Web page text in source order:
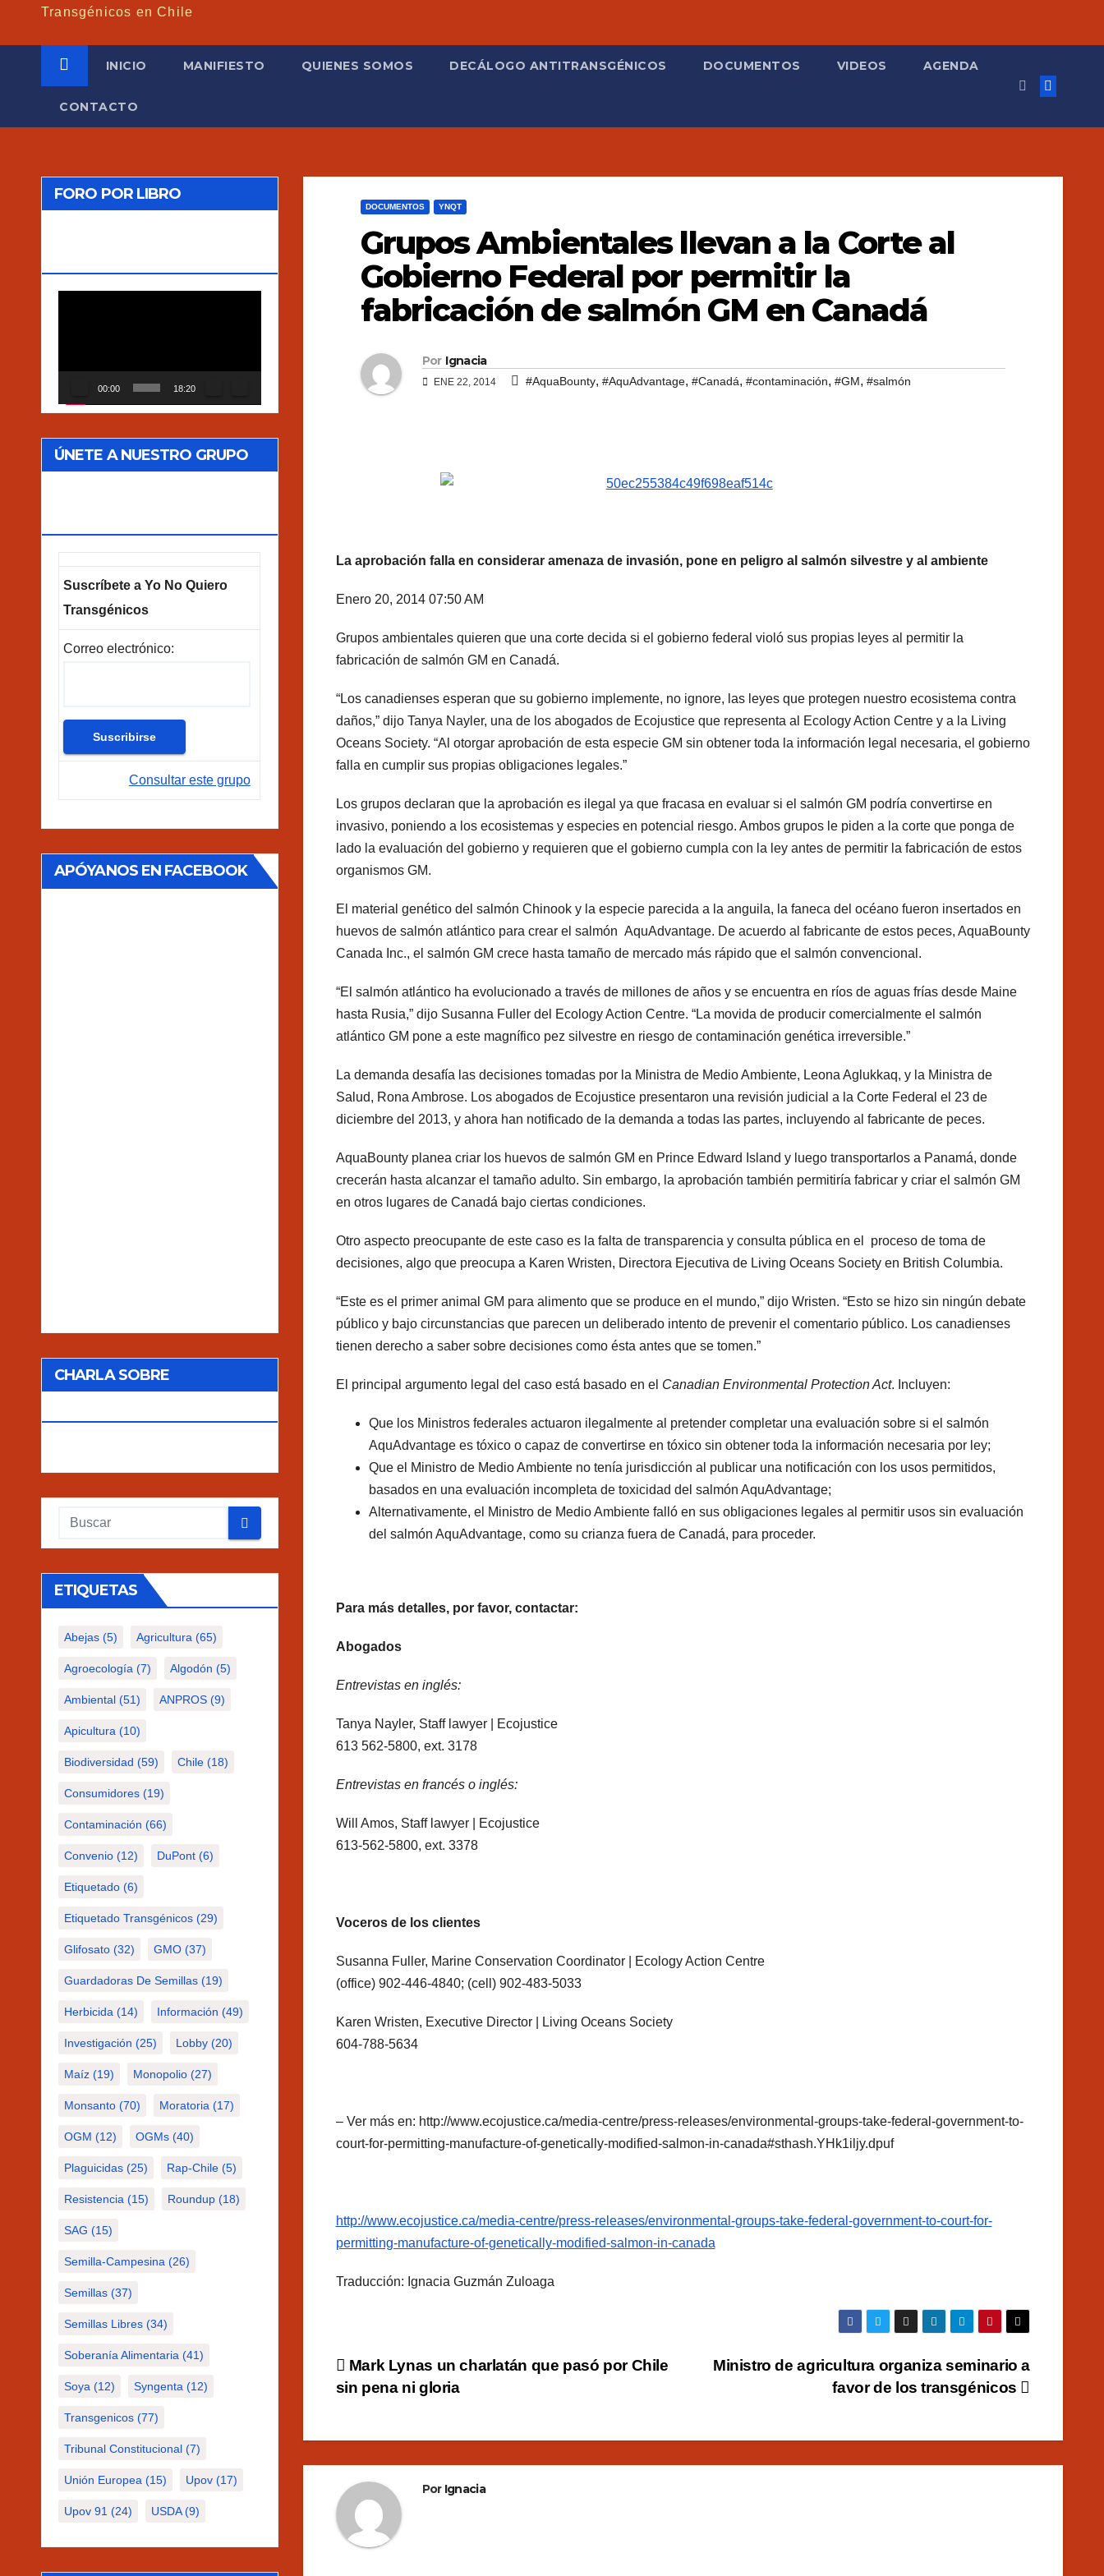
Transgénicos en Chile
INICIO MANIFIESTO QUIENES SOMOS DECÁLOGO ANTITRANSGÉNICOS DOCUMENTOS VIDEOS AGENDA
CONTACTO
FORO POR LIBRO
00:00 18:20
ÚNETE A NUESTRO GRUPO
Suscríbete a Yo No Quiero
Transgénicos
Correo electrónico:
Consultar este grupo
APÓYANOS EN FACEBOOK
CHARLA SOBRE
ETIQUETAS
Abejas (5) Agricultura (65)
Agroecología (7) Algodón (5)
Ambiental (51) ANPROS (9)
Apicultura (10)
Biodiversidad (59) Chile (18)
Consumidores (19)
Contaminación (66)
Convenio (12) DuPont (6)
Etiquetado (6)
Etiquetado Transgénicos (29)
Glifosato (32) GMO (37)
Guardadoras De Semillas (19)
Herbicida (14) Información (49)
Investigación (25) Lobby (20)
Maíz (19) Monopolio (27)
Monsanto (70) Moratoria (17)
OGM (12) OGMs (40)
Plaguicidas (25) Rap-Chile (5)
Resistencia (15) Roundup (18)
SAG (15)
Semilla-Campesina (26)
Semillas (37)
Semillas Libres (34)
Soberanía Alimentaria (41)
Soya (12) Syngenta (12)
Transgenicos (77)
Tribunal Constitucional (7)
Unión Europea (15) Upov (17)
Upov 91 (24) USDA(9)
DOCUMENTOS YNQT
Grupos Ambientales llevan a la Corte al
Gobierno Federal por permitir la
fabricación de salmón GM en Canadá
Por Ignacia
ENE 22, 2014 #AquaBounty, #AquAdvantage, #Canadá, #contaminación, #GM, #salmón
La aprobación falla en considerar amenaza de invasión, pone en peligro al salmón silvestre y al ambiente
Enero 20, 2014 07:50 AM
Grupos ambientales quieren que una corte decida si el gobierno federal violó sus propias leyes al permitir la
fabricación de salmón GM en Canadá.
“Los canadienses esperan que su gobierno implemente, no ignore, las leyes que protegen nuestro ecosistema contra
daños,” dijo Tanya Nayler, una de los abogados de Ecojustice que representa al Ecology Action Centre y a la Living
Oceans Society. “Al otorgar aprobación de esta especie GM sin obtener toda la información legal necesaria, el gobierno
falla en cumplir sus propias obligaciones legales.”
Los grupos declaran que la aprobación es ilegal ya que fracasa en evaluar si el salmón GM podría convertirse en
invasivo, poniendo a los ecosistemas y especies en potencial riesgo. Ambos grupos le piden a la corte que ponga de
lado la evaluación del gobierno y requieren que el gobierno cumpla con la ley antes de permitir la fabricación de estos
organismos GM.
El material genético del salmón Chinook y la especie parecida a la anguila, la faneca del océano fueron insertados en
huevos de salmón atlántico para crear el salmón AquAdvantage. De acuerdo al fabricante de estos peces, AquaBounty
Canada Inc., el salmón GM crece hasta tamaño de mercado más rápido que el salmón convencional.
“El salmón atlántico ha evolucionado a través de millones de años y se encuentra en ríos de aguas frías desde Maine
hasta Rusia,” dijo Susanna Fuller del Ecology Action Centre. “La movida de producir comercialmente el salmón
atlántico GM pone a este magnífico pez silvestre en riesgo de contaminación genética irreversible.”
La demanda desafía las decisiones tomadas por la Ministra de Medio Ambiente, Leona Aglukkaq, y la Ministra de
Salud, Rona Ambrose. Los abogados de Ecojustice presentaron una revisión judicial a la Corte Federal el 23 de
diciembre del 2013, y ahora han notificado de la demanda a todas las partes, incluyendo al fabricante de peces.
AquaBounty planea criar los huevos de salmón GM en Prince Edward Island y luego transportarlos a Panamá, donde
crecerán hasta alcanzar el tamaño adulto. Sin embargo, la aprobación también permitiría fabricar y criar el salmón GM
en otros lugares de Canadá bajo ciertas condiciones.
Otro aspecto preocupante de este caso es la falta de transparencia y consulta pública en el proceso de toma de
decisiones, algo que preocupa a Karen Wristen, Directora Ejecutiva de Living Oceans Society en British Columbia.
“Este es el primer animal GM para alimento que se produce en el mundo,” dijo Wristen. “Esto se hizo sin ningún debate
público y bajo circunstancias que parecen un deliberado intento de prevenir el comentario público. Los canadienses
tienen derecho a saber sobre decisiones como ésta antes que se tomen.”
El principal argumento legal del caso está basado en el Canadian Environmental Protection Act. Incluyen:
Que los Ministros federales actuaron ilegalmente al pretender completar una evaluación sobre si el salmón
AquAdvantage es tóxico o capaz de convertirse en tóxico sin obtener toda la información necesaria por ley;
Que el Ministro de Medio Ambiente no tenía jurisdicción al publicar una notificación con los usos permitidos,
basados en una evaluación incompleta de toxicidad del salmón AquAdvantage;
Alternativamente, el Ministro de Medio Ambiente falló en sus obligaciones legales al permitir usos sin evaluación
del salmón AquAdvantage, como su crianza fuera de Canadá, para proceder.
Para más detalles, por favor, contactar:
Abogados
Entrevistas en inglés:
Tanya Nayler, Staff lawyer | Ecojustice
613 562-5800, ext. 3178
Entrevistas en francés o inglés:
Will Amos, Staff lawyer | Ecojustice
613-562-5800, ext. 3378
Voceros de los clientes
Susanna Fuller, Marine Conservation Coordinator | Ecology Action Centre
(office) 902-446-4840; (cell) 902-483-5033
Karen Wristen, Executive Director | Living Oceans Society
604-788-5634
– Ver más en: http://www.ecojustice.ca/media-centre/press-releases/environmental-groups-take-federal-government-to-
court-for-permitting-manufacture-of-genetically-modified-salmon-in-canada#sthash.YHk1iljy.dpuf
http://www.ecojustice.ca/media-centre/press-releases/environmental-groups-take-federal-government-to-court-for-
permitting-manufacture-of-genetically-modified-salmon-in-canada
Traducción: Ignacia Guzmán Zuloaga
Navegación
de
entradas
Ministro de agricultura organiza seminario a
favor de los transgénicos
Mark Lynas un charlatán que pasó por Chile
sin pena ni gloria
Por Ignacia